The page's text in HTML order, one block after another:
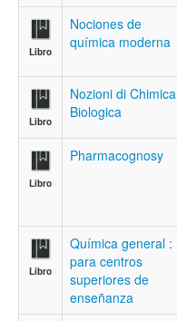
Libro
Nociones de
química moderna
Libro
Nozioni di Chimica
Biologica
Libro
Pharmacognosy
Libro
Química general :
para centros
superiores de
enseñanza